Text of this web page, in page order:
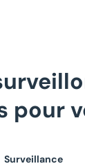
pour
Surveillance